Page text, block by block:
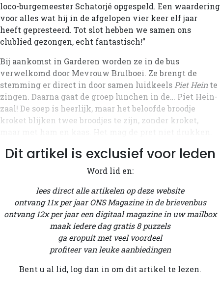
loco-burgemeester Schatorjé opgespeld. Een waardering
voor alles wat hij in de afgelopen vier keer elf jaar
heeft gepresteerd. Tot slot hebben we samen ons
clublied gezongen, echt fantastisch!”
Bij aankomst in Garderen worden ze in de bus
verwelkomd door Mevrouw Brulboei. Ze brengt de
stemming er direct in door samen luidkeels Piet Hein te
zingen. Daarna gaat de groep lunchen in de… Piet Hein-
zaal! De soep is heerlijk, maar het beloofde broodje
kroket blijken twee broodjes te zijn, zonder kroket,
Dit artikel is exclusief voor leden
Word lid en:
lees direct alle artikelen op deze website
ontvang 11x per jaar ONS Magazine in de brievenbus
ontvang 12x per jaar een digitaal magazine in uw mailbox
maak iedere dag gratis 8 puzzels
ga eropuit met veel voordeel
profiteer van leuke aanbiedingen
Bent u al lid, log dan in om dit artikel te lezen.